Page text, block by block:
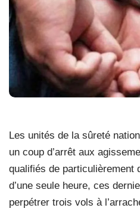
Les unités de la sûreté
un coup d’arrêt aux
qualifiés de particulièrement
d’une seule heure, ces
perpétrer trois vols à